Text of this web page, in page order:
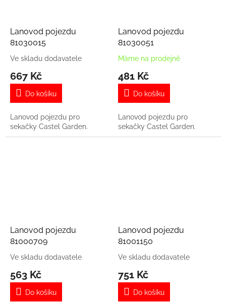
Lanovod pojezdu
81030015
Ve skladu dodavatele
667 Kč
Do košíku
Lanovod pojezdu pro
sekačky Castel Garden.
Lanovod pojezdu
81030051
Máme na prodejně
481 Kč
Do košíku
Lanovod pojezdu pro
sekačky Castel Garden.
Lanovod pojezdu
81000709
Ve skladu dodavatele
563 Kč
Do košíku
Lanovod pojezdu
81001150
Ve skladu dodavatele
751 Kč
Do košíku